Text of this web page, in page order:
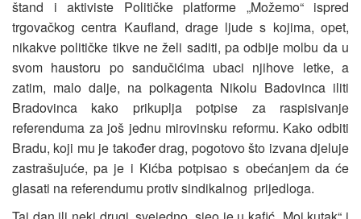
štand i aktiviste Političke platforme „Možemo“ ispred
trgovačkog centra Kaufland, drage ljude s kojima, opet,
nikakve političke tikve ne želi saditi, pa odbije molbu da u
svom haustoru po sandučićima ubaci njihove letke, a
zatim, malo dalje, na polkagenta Nikolu Badovinca iliti
Bradovinca kako prikuplja potpise za raspisivanje
referenduma za još jednu mirovinsku reformu. Kako odbiti
Bradu, koji mu je također drag, pogotovo što izvana djeluje
zastrašujuće, pa je i Kićba potpisao s obećanjem da će
glasati na referendumu protiv sindikalnog prijedloga.